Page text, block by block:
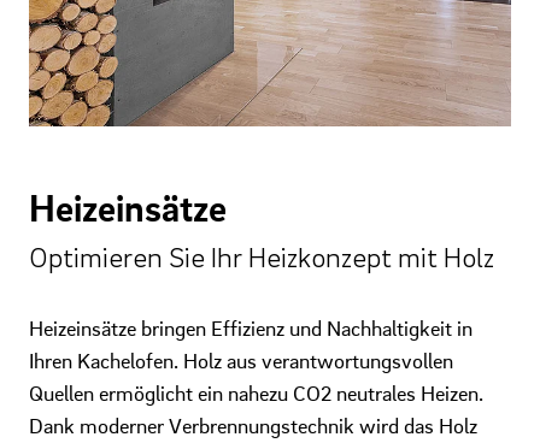
Heizeinsätze
Optimieren Sie Ihr Heizkonzept mit Holz
Heizeinsätze bringen Effizienz und Nachhaltigkeit in
Ihren Kachelofen. Holz aus verantwortungsvollen
Quellen ermöglicht ein nahezu CO2 neutrales Heizen.
Dank moderner Verbrennungstechnik wird das Holz